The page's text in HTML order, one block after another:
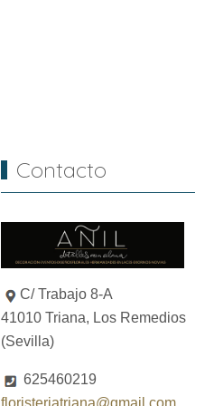
Contacto
C/ Trabajo 8-A
41010 Triana, Los Remedios
(Sevilla)
625460219